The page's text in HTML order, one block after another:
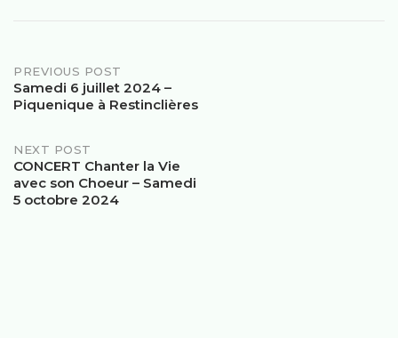
PREVIOUS POST
Samedi 6 juillet 2024 –
Piquenique à Restinclières
NEXT POST
CONCERT Chanter la Vie
avec son Choeur – Samedi
5 octobre 2024